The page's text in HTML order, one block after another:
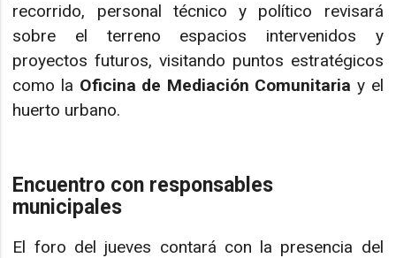
recorrido, personal técnico y político revisará
sobre el terreno espacios intervenidos y
proyectos futuros, visitando puntos estratégicos
como la Oficina de Mediación Comunitaria y el
huerto urbano.
Encuentro con responsables
municipales
El foro del jueves contará con la presencia del